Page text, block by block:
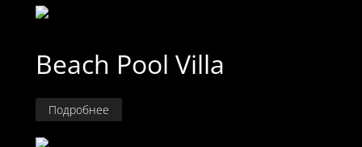
Beach Pool Villa
Подробнее